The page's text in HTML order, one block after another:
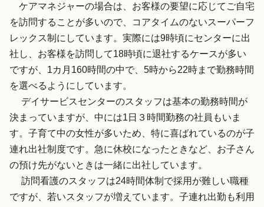
ケアマネジャーの場合は、お客様の要望に応じてご自宅
を訪問することが多いので、コアタイムのないスーパーフ
レックス制にしています。実際には9時頃にセンターに出
社し、お客様を訪問して18時頃に退社するケースが多い
ですが、1カ月160時間の中で、5時から22時まで勤務時間
を選べるようにしています。
デイサービスセンターのスタッフは基本の勤務時間が
決まっていますが、中には1日３時間勤務の社員もいま
す。子育て中の女性が多いため、特に喜ばれているのが子
連れ出社制度です。急に休校になったときなど、お子さん
の預け先がないときは一緒に出社しています。
訪問看護のスタッフは24時間体制で採用が難しい職種
ですが、若いスタッフが増えています。子連れ出勤も利用